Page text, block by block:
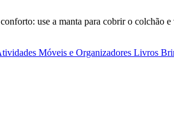
use a manta para cobrir o colchão
Móveis e Organizadores Livros